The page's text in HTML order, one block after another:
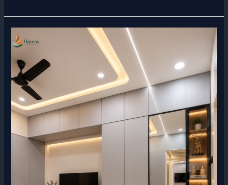
Modern
Luxury
Bedroom
Interior
Design
in
Dhaka
Havens